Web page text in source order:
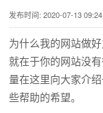
发布时间: 2020-07-13
为什么我的网站做
就在于你的网站没
量在这里向大家介
些帮助的希望。